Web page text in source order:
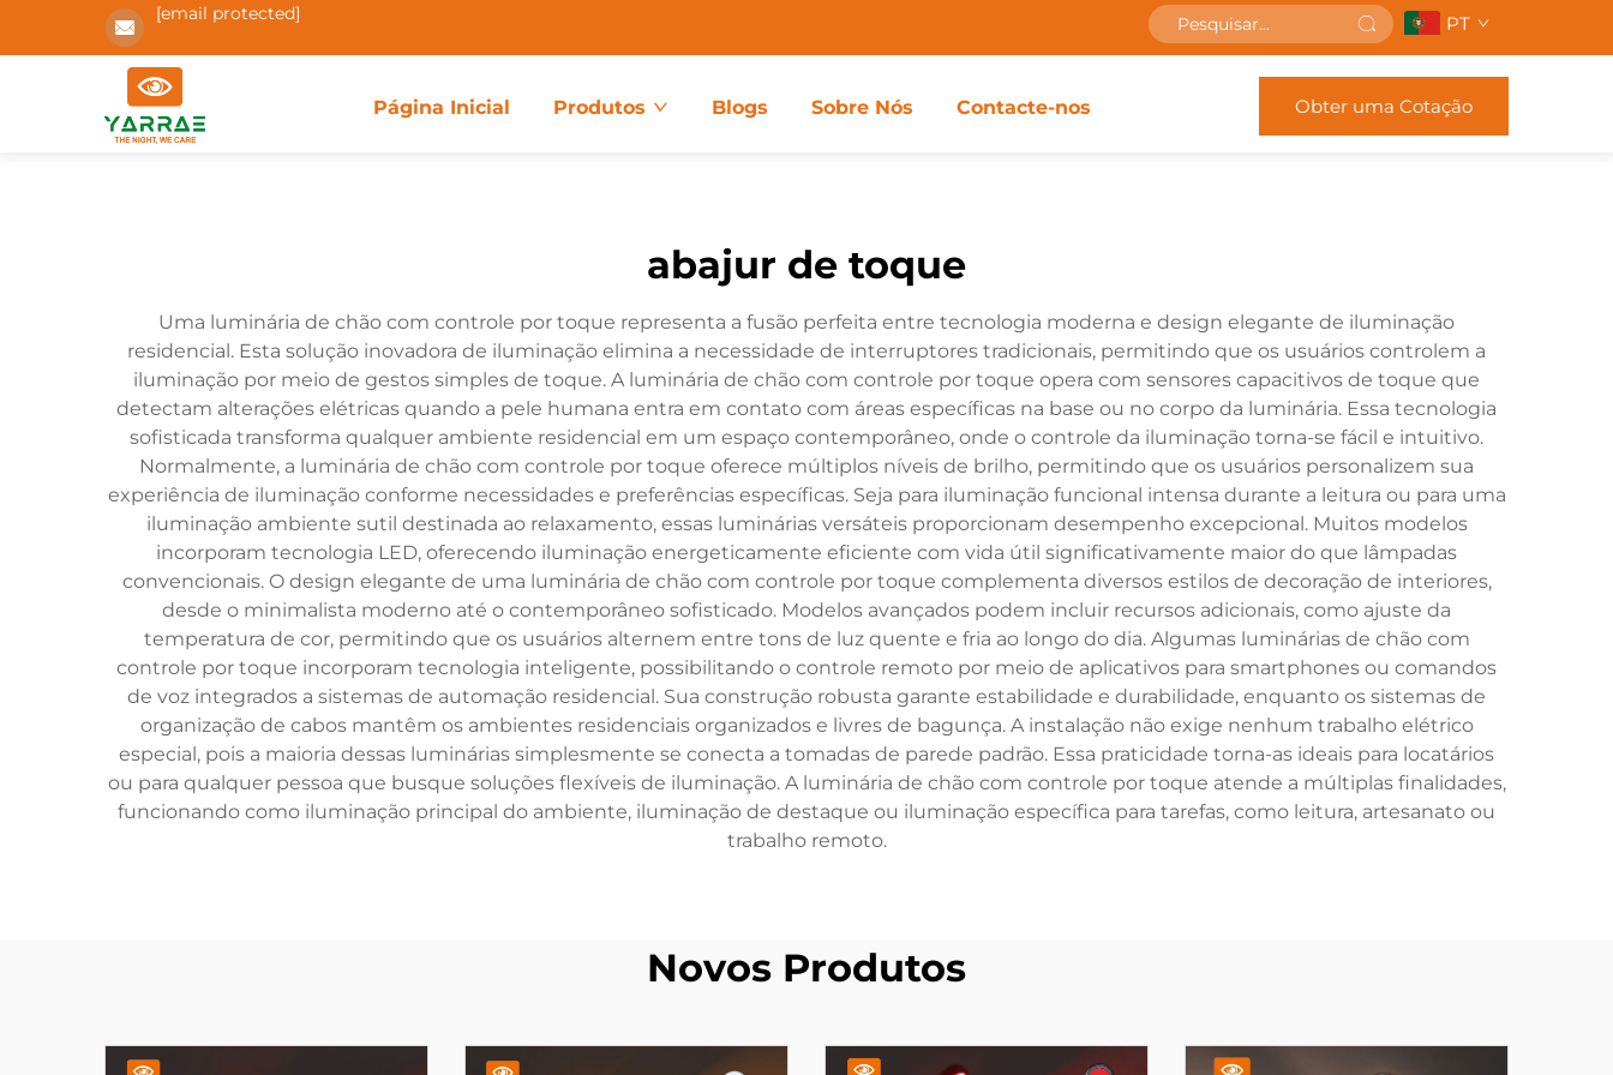
[email protected] PT
Página Inicial Produtos Blogs Sobre Nós Contacte-nos Obter uma Cotação
abajur de toque
Uma luminária de chão com controle por toque representa a fusão perfeita entre tecnologia moderna e design elegante de iluminação
residencial. Esta solução inovadora de iluminação elimina a necessidade de interruptores tradicionais, permitindo que os usuários controlem a
iluminação por meio de gestos simples de toque. A luminária de chão com controle por toque opera com sensores capacitivos de toque que
detectam alterações elétricas quando a pele humana entra em contato com áreas específicas na base ou no corpo da luminária. Essa tecnologia
sofisticada transforma qualquer ambiente residencial em um espaço contemporâneo, onde o controle da iluminação torna-se fácil e intuitivo.
Normalmente, a luminária de chão com controle por toque oferece múltiplos níveis de brilho, permitindo que os usuários personalizem sua
experiência de iluminação conforme necessidades e preferências específicas. Seja para iluminação funcional intensa durante a leitura ou para uma
iluminação ambiente sutil destinada ao relaxamento, essas luminárias versáteis proporcionam desempenho excepcional. Muitos modelos
incorporam tecnologia LED, oferecendo iluminação energeticamente eficiente com vida útil significativamente maior do que lâmpadas
convencionais. O design elegante de uma luminária de chão com controle por toque complementa diversos estilos de decoração de interiores,
desde o minimalista moderno até o contemporâneo sofisticado. Modelos avançados podem incluir recursos adicionais, como ajuste da
temperatura de cor, permitindo que os usuários alternem entre tons de luz quente e fria ao longo do dia. Algumas luminárias de chão com
controle por toque incorporam tecnologia inteligente, possibilitando o controle remoto por meio de aplicativos para smartphones ou comandos
de voz integrados a sistemas de automação residencial. Sua construção robusta garante estabilidade e durabilidade, enquanto os sistemas de
organização de cabos mantêm os ambientes residenciais organizados e livres de bagunça. A instalação não exige nenhum trabalho elétrico
especial, pois a maioria dessas luminárias simplesmente se conecta a tomadas de parede padrão. Essa praticidade torna-as ideais para locatários
ou para qualquer pessoa que busque soluções flexíveis de iluminação. A luminária de chão com controle por toque atende a múltiplas finalidades,
funcionando como iluminação principal do ambiente, iluminação de destaque ou iluminação específica para tarefas, como leitura, artesanato ou
trabalho remoto.
Novos Produtos